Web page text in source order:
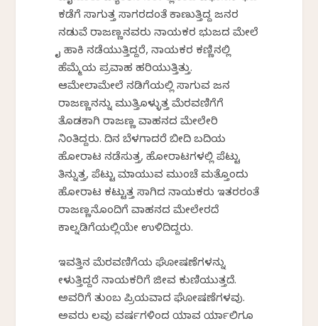
ಕಡೆಗೆ ಸಾಗುತ್ತ ಸಾಗರದಂತೆ ಕಾಣುತ್ತಿದ್ದ ಜನರ
ನಡುವೆ ರಾಜಣ್ಣನವರು ನಾಯಕರ ಭುಜದ ಮೇಲೆ
ಕೈ ಹಾಕಿ ನಡೆಯುತ್ತಿದ್ದರೆ, ನಾಯಕರ ಕಣ್ಣಿನಲ್ಲಿ
ಹೆಮ್ಮೆಯ ಪ್ರವಾಹ ಹರಿಯುತ್ತಿತ್ತು.
ಆಮೇಲಾಮೇಲೆ ನಡಿಗೆಯಲ್ಲಿ ಸಾಗುವ ಜನ
ರಾಜಣ್ಣನನ್ನು ಮುತ್ತಿಕೊಳ್ಳುತ್ತ ಮೆರವಣಿಗೆಗೆ
ತೊಡಕಾಗಿ ರಾಜಣ್ಣ ವಾಹನದ ಮೇಲೇರಿ
ನಿಂತಿದ್ದರು. ದಿನ ಬೆಳಗಾದರೆ ಬೀದಿ ಬದಿಯ
ಹೋರಾಟ ನಡೆಸುತ್ತ, ಹೋರಾಟಗಳಲ್ಲಿ ಪೆಟ್ಟು
ತಿನ್ನುತ್ತ, ಪೆಟ್ಟು ಮಾಯುವ ಮುಂಚೆ ಮತ್ತೊಂದು
ಹೋರಾಟ ಕಟ್ಟುತ್ತ ಸಾಗಿದ ನಾಯಕರು ಇತರರಂತೆ
ರಾಜಣ್ಣನೊಂದಿಗೆ ವಾಹನದ ಮೇಲೇರದೆ
ಕಾಲ್ನಡಿಗೆಯಲ್ಲಿಯೇ ಉಳಿದಿದ್ದರು.
ಇವತ್ತಿನ ಮೆರವಣಿಗೆಯ ಘೋಷಣೆಗಳನ್ನು
ಕೇಳುತ್ತಿದ್ದರೆ ನಾಯಕರಿಗೆ ಜೀವ ಕುಣಿಯುತ್ತದೆ.
ಅವರಿಗೆ ತುಂಬ ಪ್ರಿಯವಾದ ಘೋಷಣೆಗಳವು.
ಅವರು ಕೆಲವು ವರ್ಷಗಳಿಂದ ಯಾವ ರ್ಯಾಲಿಗೂ